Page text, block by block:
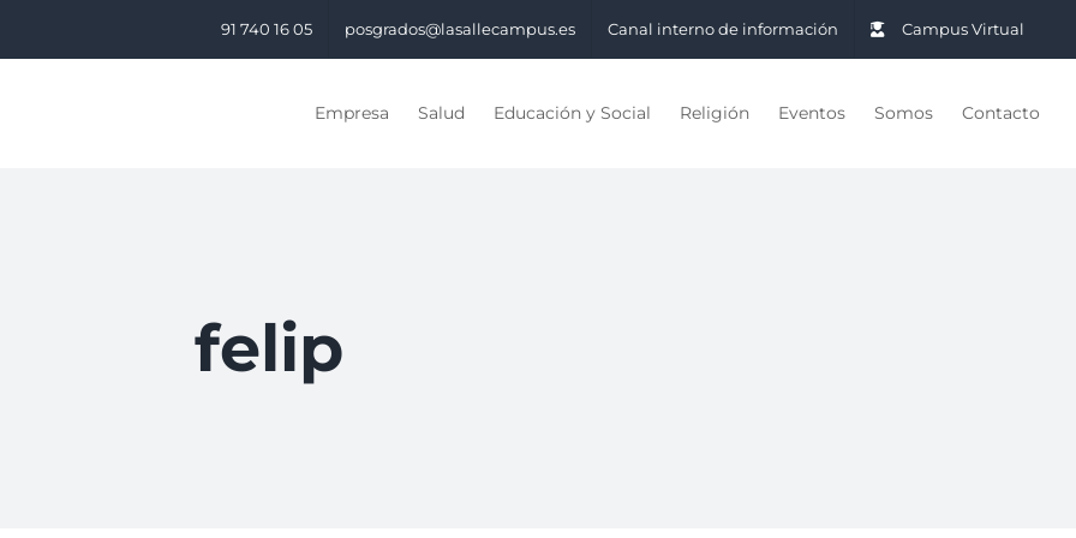
91 740 16 05 posgrados@lasallecampus.es Canal interno de información Campus Virtual
Empresa Salud Educación y Social Religión Eventos Somos Contacto
felip